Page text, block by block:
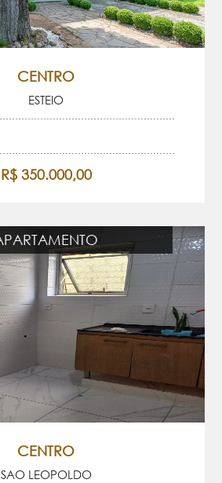
CENTRO
ESTEIO
R$ 350.000,00
CENTRO
SAO LEOPOLDO